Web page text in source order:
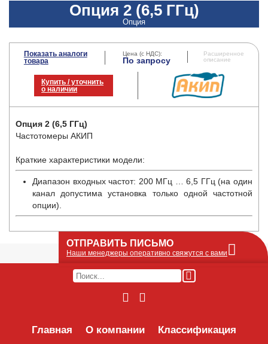
Опция 2 (6,5 ГГц)
Опция
Показать аналоги
товара
Цена (с НДС):
По запросу
Расширенное
описание
Купить / уточнить
о наличии
Опция 2 (6,5 ГГц)
Частотомеры АКИП
Краткие характеристики модели:
Диапазон входных частот: 200 МГц … 6,5 ГГц (на один
канал допустима установка только одной частотной
опции).
Главная О компании Классификация
ОТПРАВИТЬ ПИСЬМО
Наши менеджеры оперативно свяжутся с вами
Оставьте Ваше сообщение или запрос по
его получим по e-mail и оперативно ответим!